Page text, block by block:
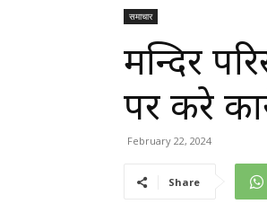
समाचार
मन्दिर
पर करे
February 22, 2024
Share